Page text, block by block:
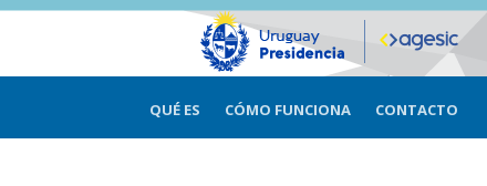
QUÉ ES CÓMO FUNCIONA CONTACTO